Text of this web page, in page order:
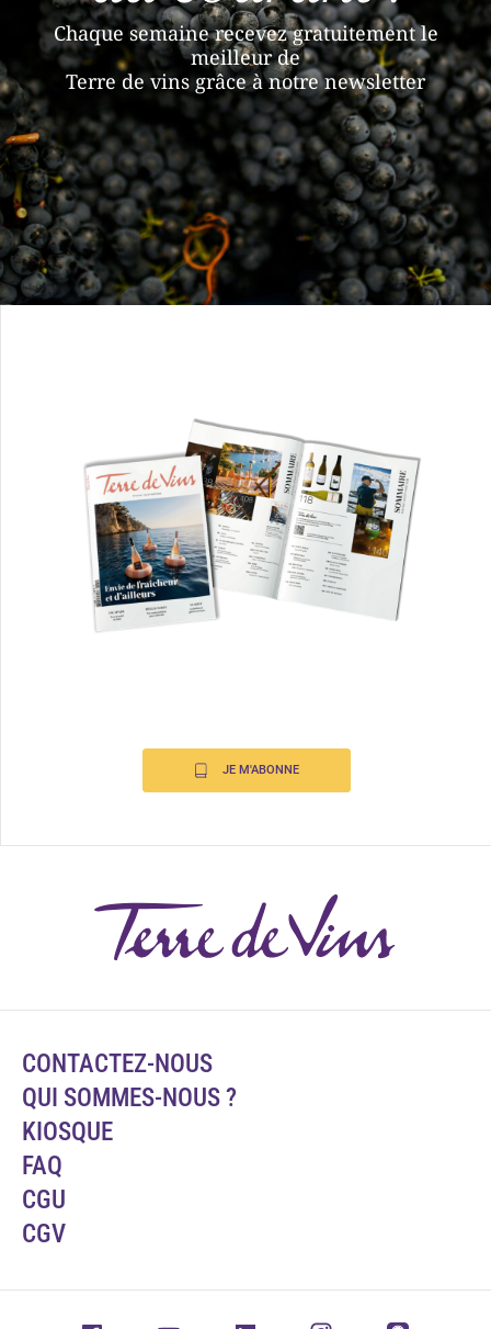
Chaque semaine recevez gratuitement le
meilleur de
Terre de vins grâce à notre newsletter
JE M'ABONNE
CONTACTEZ-NOUS
QUI SOMMES-NOUS ?
KIOSQUE
FAQ
CGU
CGV